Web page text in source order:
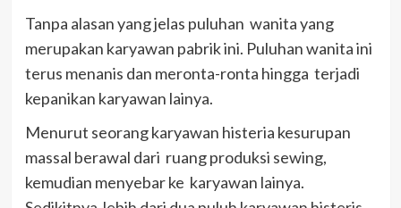
Tanpa alasan yang jelas puluhan wanita yang
merupakan karyawan pabrik ini. Puluhan wanita ini
terus menanis dan meronta-ronta hingga terjadi
kepanikan karyawan lainya.
Menurut seorang karyawan histeria kesurupan
massal berawal dari ruang produksi sewing,
kemudian menyebar ke karyawan lainya.